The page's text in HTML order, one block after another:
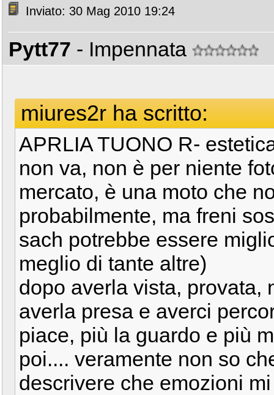
Inviato: 30 Mag 2010 19:24
Pytt77 - Impennata
miures2r ha scritto:
APRLIA TUONO R-
non va, non è per niente
mercato, è una moto che
probabilmente, ma freni
sach potrebbe essere
meglio di tante altre)
dopo averla vista, provata,
averla presa e averci
piace, più la guardo e più
poi.... veramente non so
descrivere che emozioni